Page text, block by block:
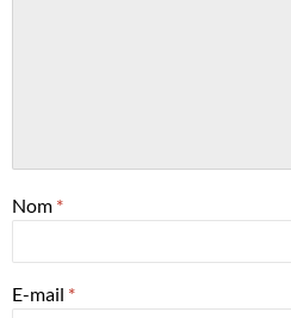
Nom *
E-mail *